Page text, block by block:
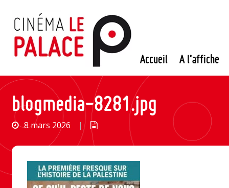
contenu
Accueil A l’affiche
blogmedia-8281.jpg
8 mars 2026 |